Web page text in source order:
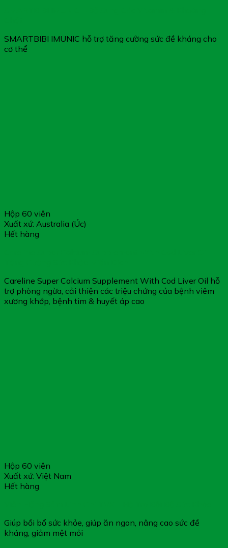
SMARTBIBI IMUNIC hỗ trợ tăng cường sức đề kháng cho
cơ thể
Hộp 60 viên
Xuất xứ: Australia (Úc)
Hết hàng
Careline Super Calcium Supplement With Cod Liver Oil hỗ
trợ phòng ngừa, cải thiện các triệu chứng của bệnh viêm
xương khớp, bệnh tim & huyết áp cao
Hộp 60 viên
Xuất xứ: Việt Nam
Hết hàng
Giúp bồi bổ sức khỏe, giúp ăn ngon, nâng cao sức đề
kháng, giảm mệt mỏi